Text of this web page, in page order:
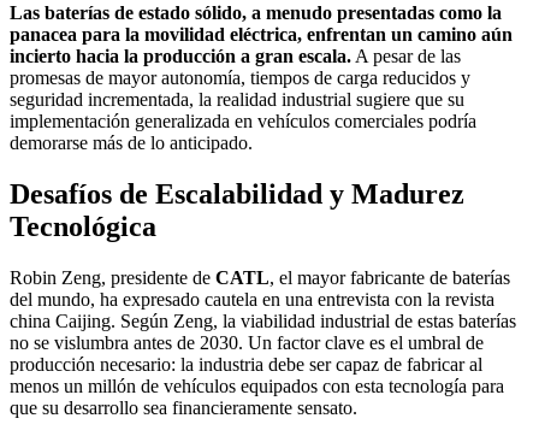
Las baterías de estado sólido, a menudo presentadas como la
panacea para la movilidad eléctrica, enfrentan un camino aún
incierto hacia la producción a gran escala. A pesar de las
promesas de mayor autonomía, tiempos de carga reducidos y
seguridad incrementada, la realidad industrial sugiere que su
implementación generalizada en vehículos comerciales podría
demorarse más de lo anticipado.
Desafíos de Escalabilidad y Madurez
Tecnológica
Robin Zeng, presidente de CATL, el mayor fabricante de baterías
del mundo, ha expresado cautela en una entrevista con la revista
china Caijing. Según Zeng, la viabilidad industrial de estas baterías
no se vislumbra antes de 2030. Un factor clave es el umbral de
producción necesario: la industria debe ser capaz de fabricar al
menos un millón de vehículos equipados con esta tecnología para
que su desarrollo sea financieramente sensato.